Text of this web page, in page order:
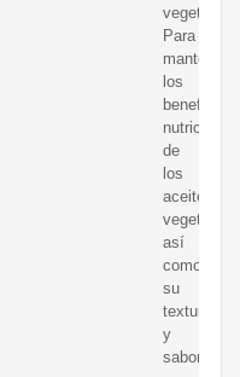
vegetales:
Para
mantener
los
beneficios
de
los
aceites
vegetales,
así
como
su
textura
y
sabor,